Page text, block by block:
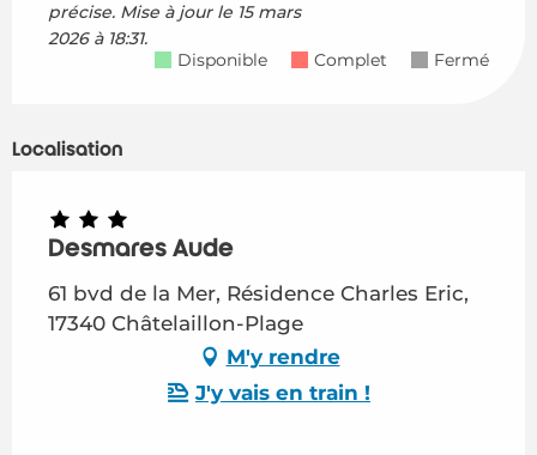
précise. Mise à jour le 15 mars
2026 à 18:31.
Disponible
Complet Fermé
Localisation
Desmares Aude
61 bvd de la Mer, Résidence Charles Eric,
17340 Châtelaillon-Plage
M'y rendre
J'y vais en train !